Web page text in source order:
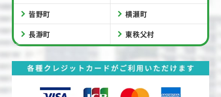
皆野町 横瀬町
長瀞町 東秩父村